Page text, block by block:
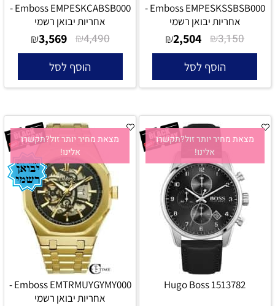
Emboss EMPESKSSBSB000 -
אחריות יבואן רשמי
₪3,150
₪2,504
הוסף לסל
Emboss EMPESKCABSB000 -
אחריות יבואן רשמי
₪4,490
₪3,569
הוסף לסל
מצאת מחיר יותר זול?תקשרו
אלינו!
Hugo Boss 1513782
מצאת מחיר יותר זול?תקשרו
אלינו!
Emboss EMTRMUYGYMY000 -
אחריות יבואן רשמי